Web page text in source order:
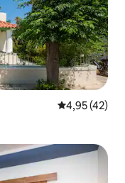
Średnia
4,95 (42)